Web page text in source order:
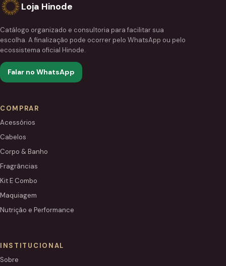
Loja Hinode
Catálogo organizado e consultoria para facilitar sua
escolha. A finalização pode ocorrer pelo WhatsApp ou pelo
ecossistema oficial Hinode.
Falar no WhatsApp
COMPRAR
Acessórios
Cabelos
Corpo & Banho
Fragrâncias
Kit E Combo
Maquiagem
Nutrição e Performance
INSTITUCIONAL
Sobre